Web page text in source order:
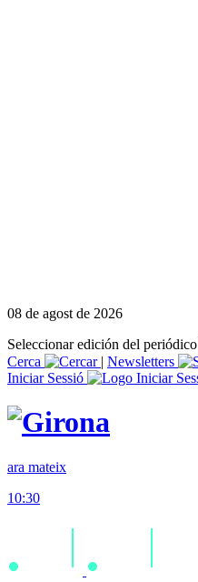
08 de agost de 2026
Seleccionar edición del periódico
Cerca
| Newsletters
Iniciar Sessió
ara mateix
10:30